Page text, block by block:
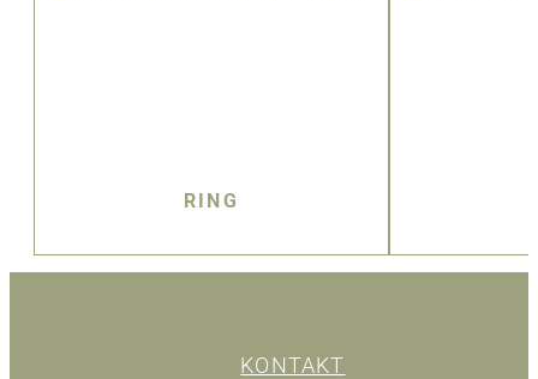
RING
KONTAKT